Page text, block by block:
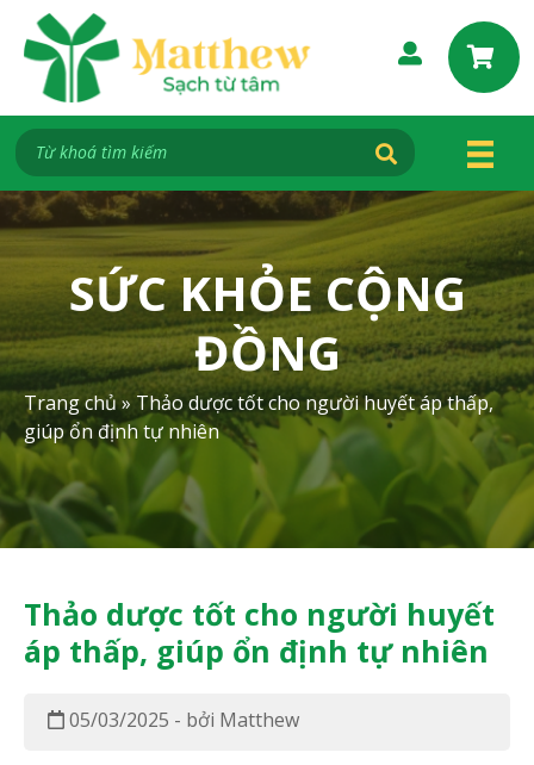
c
e
n
t
SỨC KHỎE CỘNG
ĐỒNG
Trang chủ» Thảo dược tốt cho người huyết áp thấp,
giúp ổn định tự nhiên
Thảo dược tốt cho người huyết
áp thấp, giúp ổn định tự nhiên
05/03/2025 - bởi Matthew